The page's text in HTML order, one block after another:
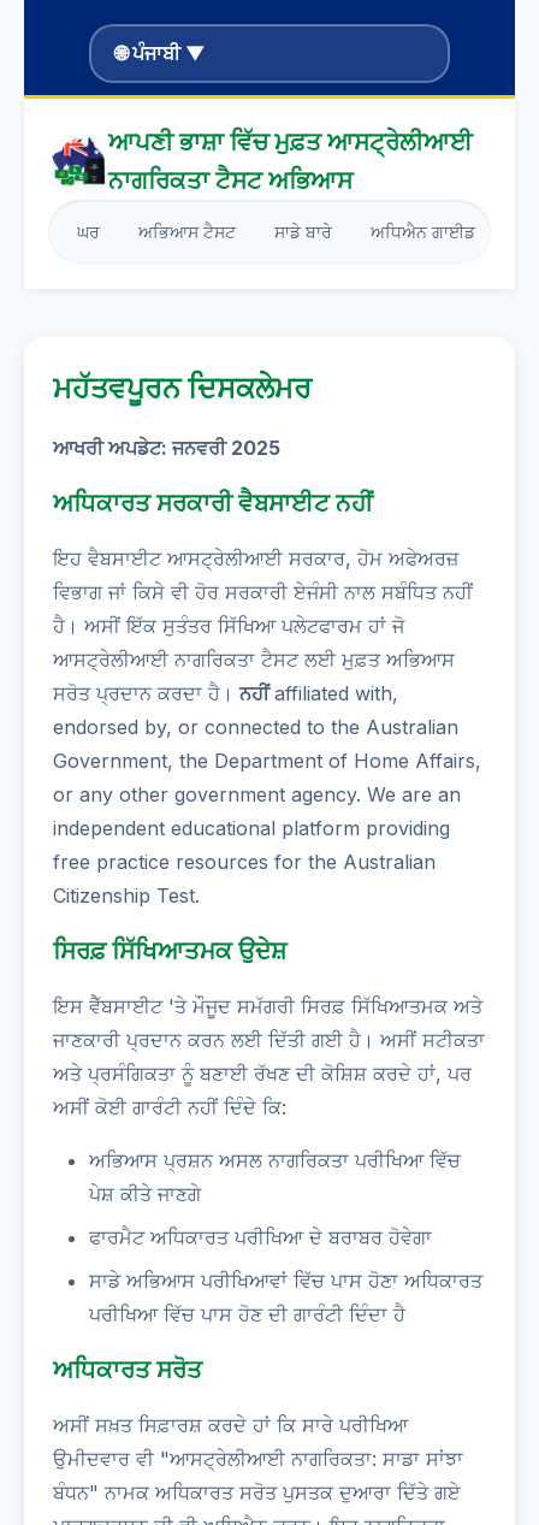
🌐 ਪੰਜਾਬੀ ▼
ਆਪਣੀ ਭਾਸ਼ਾ ਵਿੱਚ ਮੁਫ਼ਤ ਆਸਟ੍ਰੇਲੀਆਈ
ਨਾਗਰਿਕਤਾ ਟੈਸਟ ਅਭਿਆਸ
ਘਰ ਅਭਿਆਸ ਟੈਸਟ ਸਾਡੇ ਬਾਰੇ ਅਧਿਐਨ ਗਾਈਡ
ਮਹੱਤਵਪੂਰਨ ਦਿਸਕਲੇਮਰ
ਆਖਰੀ ਅਪਡੇਟ: ਜਨਵਰੀ 2025
ਅਧਿਕਾਰਤ ਸਰਕਾਰੀ ਵੈਬਸਾਈਟ ਨਹੀਂ
ਇਹ ਵੈਬਸਾਈਟ ਆਸਟ੍ਰੇਲੀਆਈ ਸਰਕਾਰ, ਹੋਮ ਅਫੇਅਰਜ਼
ਵਿਭਾਗ ਜਾਂ ਕਿਸੇ ਵੀ ਹੋਰ ਸਰਕਾਰੀ ਏਜੰਸੀ ਨਾਲ ਸਬੰਧਿਤ ਨਹੀਂ
ਹੈ। ਅਸੀਂ ਇੱਕ ਸੁਤੰਤਰ ਸਿੱਖਿਆ ਪਲੇਟਫਾਰਮ ਹਾਂ ਜੋ
ਆਸਟ੍ਰੇਲੀਆਈ ਨਾਗਰਿਕਤਾ ਟੈਸਟ ਲਈ ਮੁਫ਼ਤ ਅਭਿਆਸ
ਸਰੋਤ ਪ੍ਰਦਾਨ ਕਰਦਾ ਹੈ।ਨਹੀਂaffiliated with,
endorsed by, or connected to the Australian
Government, the Department of Home Affairs,
or any other government agency. We are an
independent educational platform providing
free practice resources for the Australian
Citizenship Test.
ਸਿਰਫ਼ ਸਿੱਖਿਆਤਮਕ ਉਦੇਸ਼
ਇਸ ਵੈੱਬਸਾਈਟ 'ਤੇ ਮੌਜੂਦ ਸਮੱਗਰੀ ਸਿਰਫ਼ ਸਿੱਖਿਆਤਮਕ ਅਤੇ
ਜਾਣਕਾਰੀ ਪ੍ਰਦਾਨ ਕਰਨ ਲਈ ਦਿੱਤੀ ਗਈ ਹੈ। ਅਸੀਂ ਸਟੀਕਤਾ
ਅਤੇ ਪ੍ਰਸੰਗਿਕਤਾ ਨੂੰ ਬਣਾਈ ਰੱਖਣ ਦੀ ਕੋਸ਼ਿਸ਼ ਕਰਦੇ ਹਾਂ, ਪਰ
ਅਸੀਂ ਕੋਈ ਗਾਰੰਟੀ ਨਹੀਂ ਦਿੰਦੇ ਕਿ:
ਅਭਿਆਸ ਪ੍ਰਸ਼ਨ ਅਸਲ ਨਾਗਰਿਕਤਾ ਪਰੀਖਿਆ ਵਿੱਚ
ਪੇਸ਼ ਕੀਤੇ ਜਾਣਗੇ
ਫਾਰਮੈਟ ਅਧਿਕਾਰਤ ਪਰੀਖਿਆ ਦੇ ਬਰਾਬਰ ਹੋਵੇਗਾ
ਸਾਡੇ ਅਭਿਆਸ ਪਰੀਖਿਆਵਾਂ ਵਿੱਚ ਪਾਸ ਹੋਣਾ ਅਧਿਕਾਰਤ
ਪਰੀਖਿਆ ਵਿੱਚ ਪਾਸ ਹੋਣ ਦੀ ਗਾਰੰਟੀ ਦਿੰਦਾ ਹੈ
ਅਧਿਕਾਰਤ ਸਰੋਤ
ਅਸੀਂ ਸਖ਼ਤ ਸਿਫ਼ਾਰਸ਼ ਕਰਦੇ ਹਾਂ ਕਿ ਸਾਰੇ ਪਰੀਖਿਆ
ਉਮੀਦਵਾਰ ਵੀ "ਆਸਟ੍ਰੇਲੀਆਈ ਨਾਗਰਿਕਤਾ: ਸਾਡਾ ਸਾਂਝਾ
ਬੰਧਨ" ਨਾਮਕ ਅਧਿਕਾਰਤ ਸਰੋਤ ਪੁਸਤਕ ਦੁਆਰਾ ਦਿੱਤੇ ਗਏ